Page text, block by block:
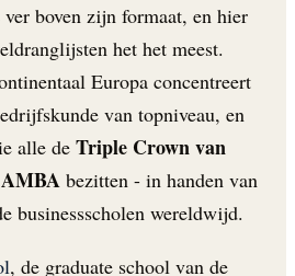
boven zijn formaat, en hier
het het meest.
Europa concentreert
van topniveau, en
alle de Triple Crown van
bezitten - in handen van
businessscholen wereldwijd.
, de graduate school van de